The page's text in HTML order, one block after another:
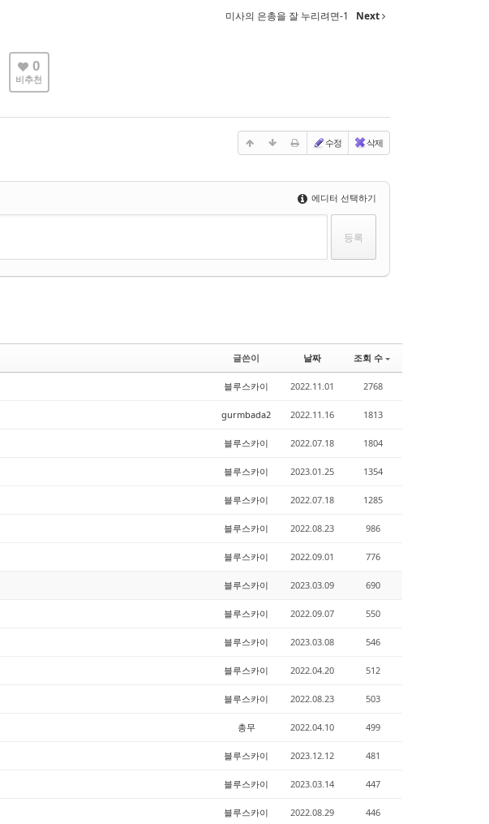
미사의 은총을 잘 누리려면-1 Next
0
비추천
수정 삭제
에디터 선택하기
글쓴이 날짜 조회 수
블루스카이 2022.11.01 2768
gurmbada2 2022.11.16 1813
블루스카이 2022.07.18 1804
블루스카이 2023.01.25 1354
블루스카이 2022.07.18 1285
블루스카이 2022.08.23 986
블루스카이 2022.09.01 776
블루스카이 2023.03.09 690
블루스카이 2022.09.07 550
블루스카이 2023.03.08 546
블루스카이 2022.04.20 512
블루스카이 2022.08.23 503
총무 2022.04.10 499
블루스카이 2023.12.12 481
블루스카이 2023.03.14 447
블루스카이 2022.08.29 446